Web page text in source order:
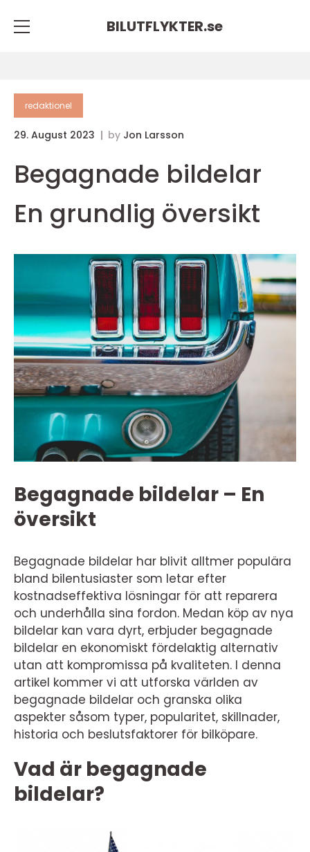
BILUTFLYKTER.se
redaktionel
29. August 2023 by Jon Larsson
Begagnade bildelar
En grundlig översikt
Begagnade bildelar – En
översikt
Begagnade bildelar har blivit alltmer populära
bland bilentusiaster som letar efter
kostnadseffektiva lösningar för att reparera
och underhålla sina fordon. Medan köp av nya
bildelar kan vara dyrt, erbjuder begagnade
bildelar en ekonomiskt fördelaktig alternativ
utan att kompromissa på kvaliteten. I denna
artikel kommer vi att utforska världen av
begagnade bildelar och granska olika
aspekter såsom typer, popularitet, skillnader,
historia och beslutsfaktorer för bilköpare.
Vad är begagnade
bildelar?